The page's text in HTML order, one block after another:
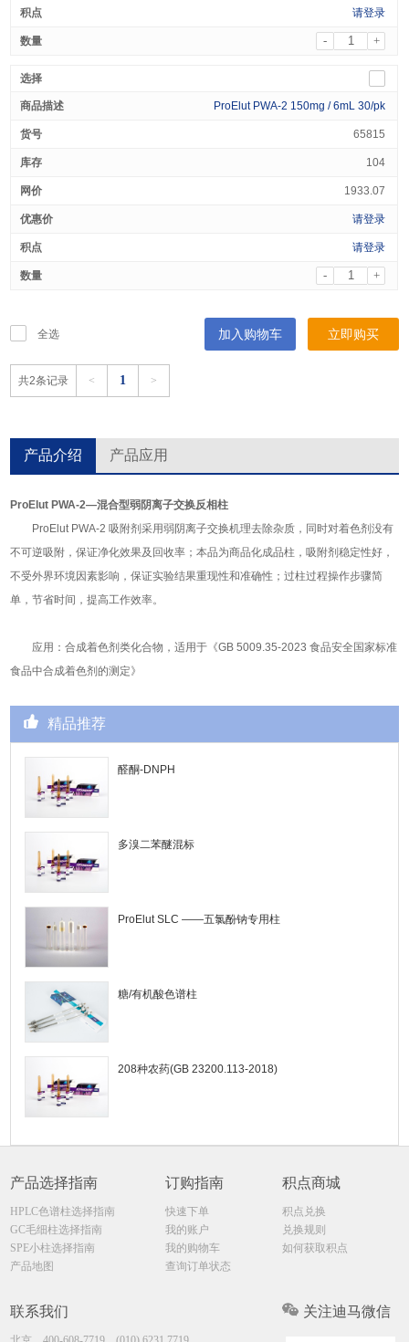
请登录
- +
ProElut PWA-2 150mg / 6mL 30/pk
65815
104
1933.07
请登录
请登录
- +
全选 加入购物车 立即购买
共2条记录 < 1 >
产品介绍 产品应用
ProElut PWA-2—混合型弱阴离子交换反相柱
ProElut PWA-2 吸附剂采用弱阴离子交换机理去除杂质，同时对着色剂没有
不可逆吸附，保证净化效果及回收率；本品为商品化成品柱，吸附剂稳定性好，
不受外界环境因素影响，保证实验结果重现性和准确性；过柱过程操作步骤简
单，节省时间，提高工作效率。
应用：合成着色剂类化合物，适用于《GB 5009.35-2023 食品安全国家标准
食品中合成着色剂的测定》
精品推荐
醛酮-DNPH
多溴二苯醚混标
ProElut SLC ——五氯酚钠专用柱
糖/有机酸色谱柱
208种农药(GB 23200.113-2018)
产品选择指南
HPLC色谱柱选择指南
GC毛细柱选择指南
SPE小柱选择指南
产品地图
订购指南
快速下单
我的账户
我的购物车
查询订单状态
积点商城
积点兑换
兑换规则
如何获取积点
联系我们 关注迪马微信